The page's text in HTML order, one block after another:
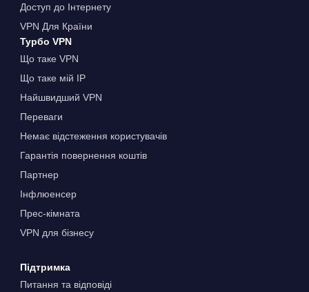
Доступ до Інтернету
VPN Для Країни
Турбо VPN
Що таке VPN
Що таке мій IP
Найшвидший VPN
Переваги
Немає відстеження користувачів
Гарантія повернення коштів
Партнер
Інфлюенсер
Прес-кімната
VPN для бізнесу
Підтримка
Питання та відповіді